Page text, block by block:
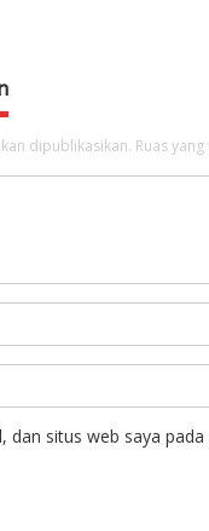
dipublikasikan. Ruas
dan situs web saya